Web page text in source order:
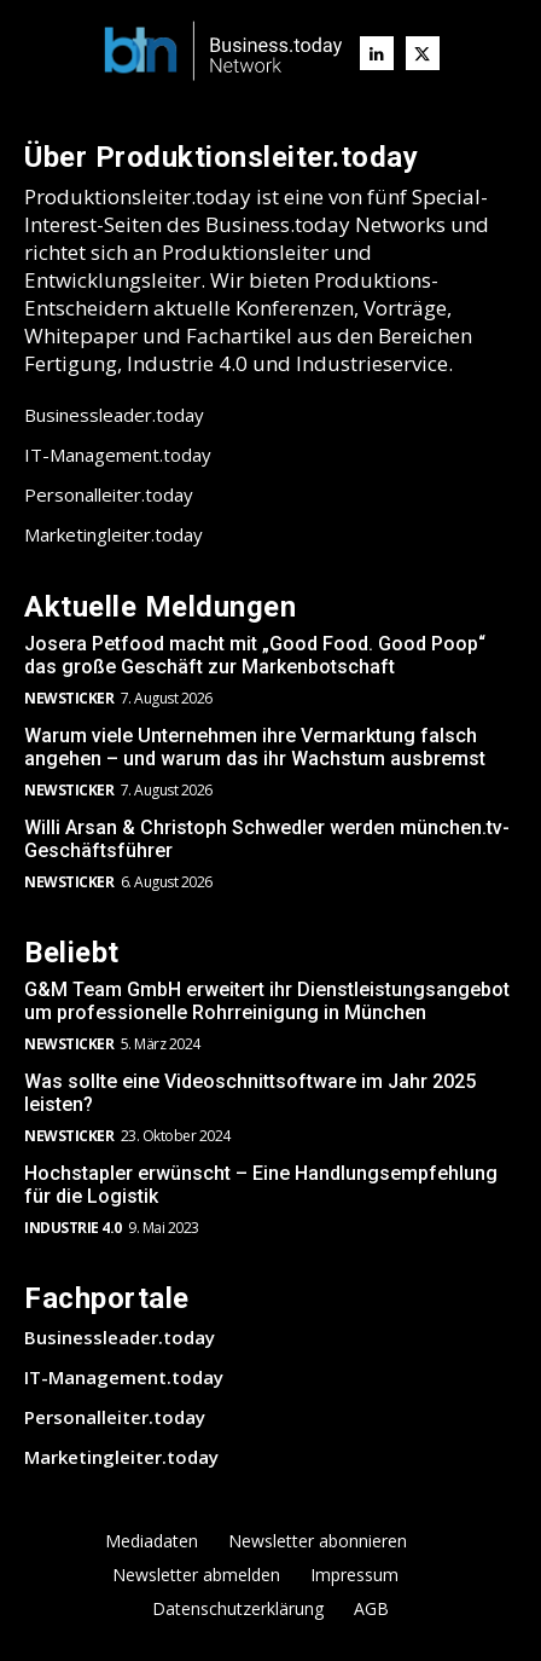
Über Produktionsleiter.today
Produktionsleiter.today ist eine von fünf Special-
Interest-Seiten des Business.today Networks und
richtet sich an Produktionsleiter und
Entwicklungsleiter. Wir bieten Produktions-
Entscheidern aktuelle Konferenzen, Vorträge,
Whitepaper und Fachartikel aus den Bereichen
Fertigung, Industrie 4.0 und Industrieservice.
Businessleader.today
IT-Management.today
Personalleiter.today
Marketingleiter.today
Aktuelle Meldungen
Josera Petfood macht mit „Good Food. Good Poop“
das große Geschäft zur Markenbotschaft
NEWSTICKER 7. August 2026
Warum viele Unternehmen ihre Vermarktung falsch
angehen – und warum das ihr Wachstum ausbremst
NEWSTICKER 7. August 2026
Willi Arsan & Christoph Schwedler werden münchen.tv-
Geschäftsführer
NEWSTICKER 6. August 2026
Beliebt
G&M Team GmbH erweitert ihr Dienstleistungsangebot
um professionelle Rohrreinigung in München
NEWSTICKER 5. März 2024
Was sollte eine Videoschnittsoftware im Jahr 2025
leisten?
NEWSTICKER 23. Oktober 2024
Hochstapler erwünscht – Eine Handlungsempfehlung
für die Logistik
INDUSTRIE 4.0 9. Mai 2023
Fachportale
Businessleader.today
IT-Management.today
Personalleiter.today
Marketingleiter.today
Mediadaten
Newsletter abonnieren
Newsletter abmelden
Impressum
Datenschutzerklärung
AGB